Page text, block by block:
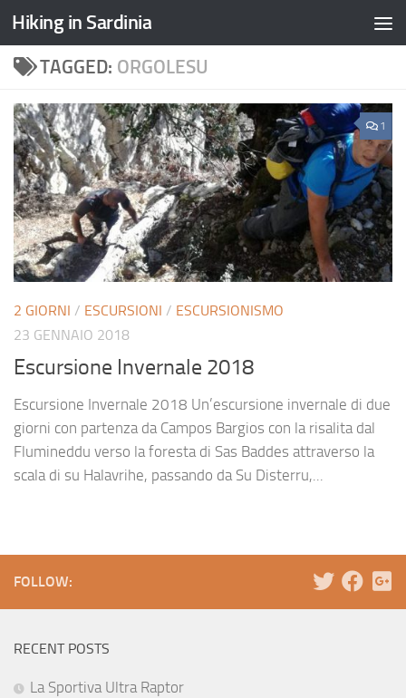
Hiking in Sardinia
TAGGED: ORGOLESU
1
2 GIORNI / ESCURSIONI / ESCURSIONISMO
23 GENNAIO 2018
Escursione Invernale 2018
Escursione Invernale 2018 Un’escursione invernale di due
giorni con partenza da Campos Bargios con la risalita dal
Flumineddu verso la foresta di Sas Baddes attraverso la
scala di su Halavrihe, passando da Su Disterru,...
FOLLOW:
RECENT POSTS
La Sportiva Ultra Raptor